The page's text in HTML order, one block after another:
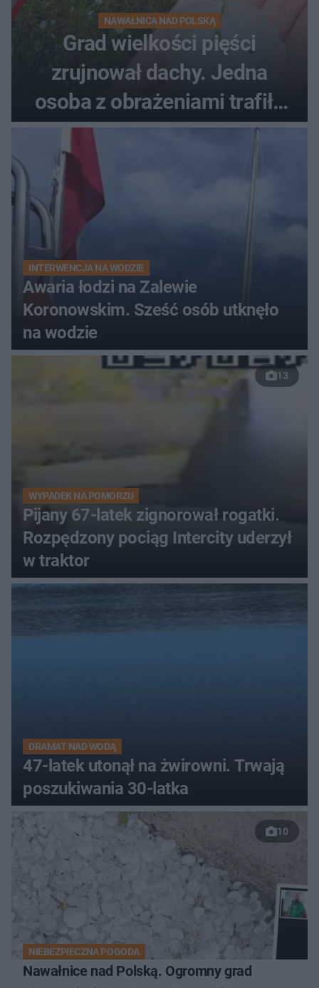
NAWAŁNICA NAD POLSKĄ
Grad wielkości pięści
zrujnował dachy. Jedna
osoba z obrażeniami trafiła
do szpitala
INTERWENCJA NA WODZIE
Awaria łodzi na Zalewie
Koronowskim. Sześć osób utknęło
na wodzie
13
WYPADEK NA POMORZU
Pijany 67-latek zignorował rogatki.
Rozpędzony pociąg Intercity uderzył
w traktor
DRAMAT NAD WODĄ
47-latek utonął na żwirowni. Trwają
poszukiwania 30-latka
10
NIEBEZPIECZNA POGODA
Nawałnice nad Polską. Ogromny grad